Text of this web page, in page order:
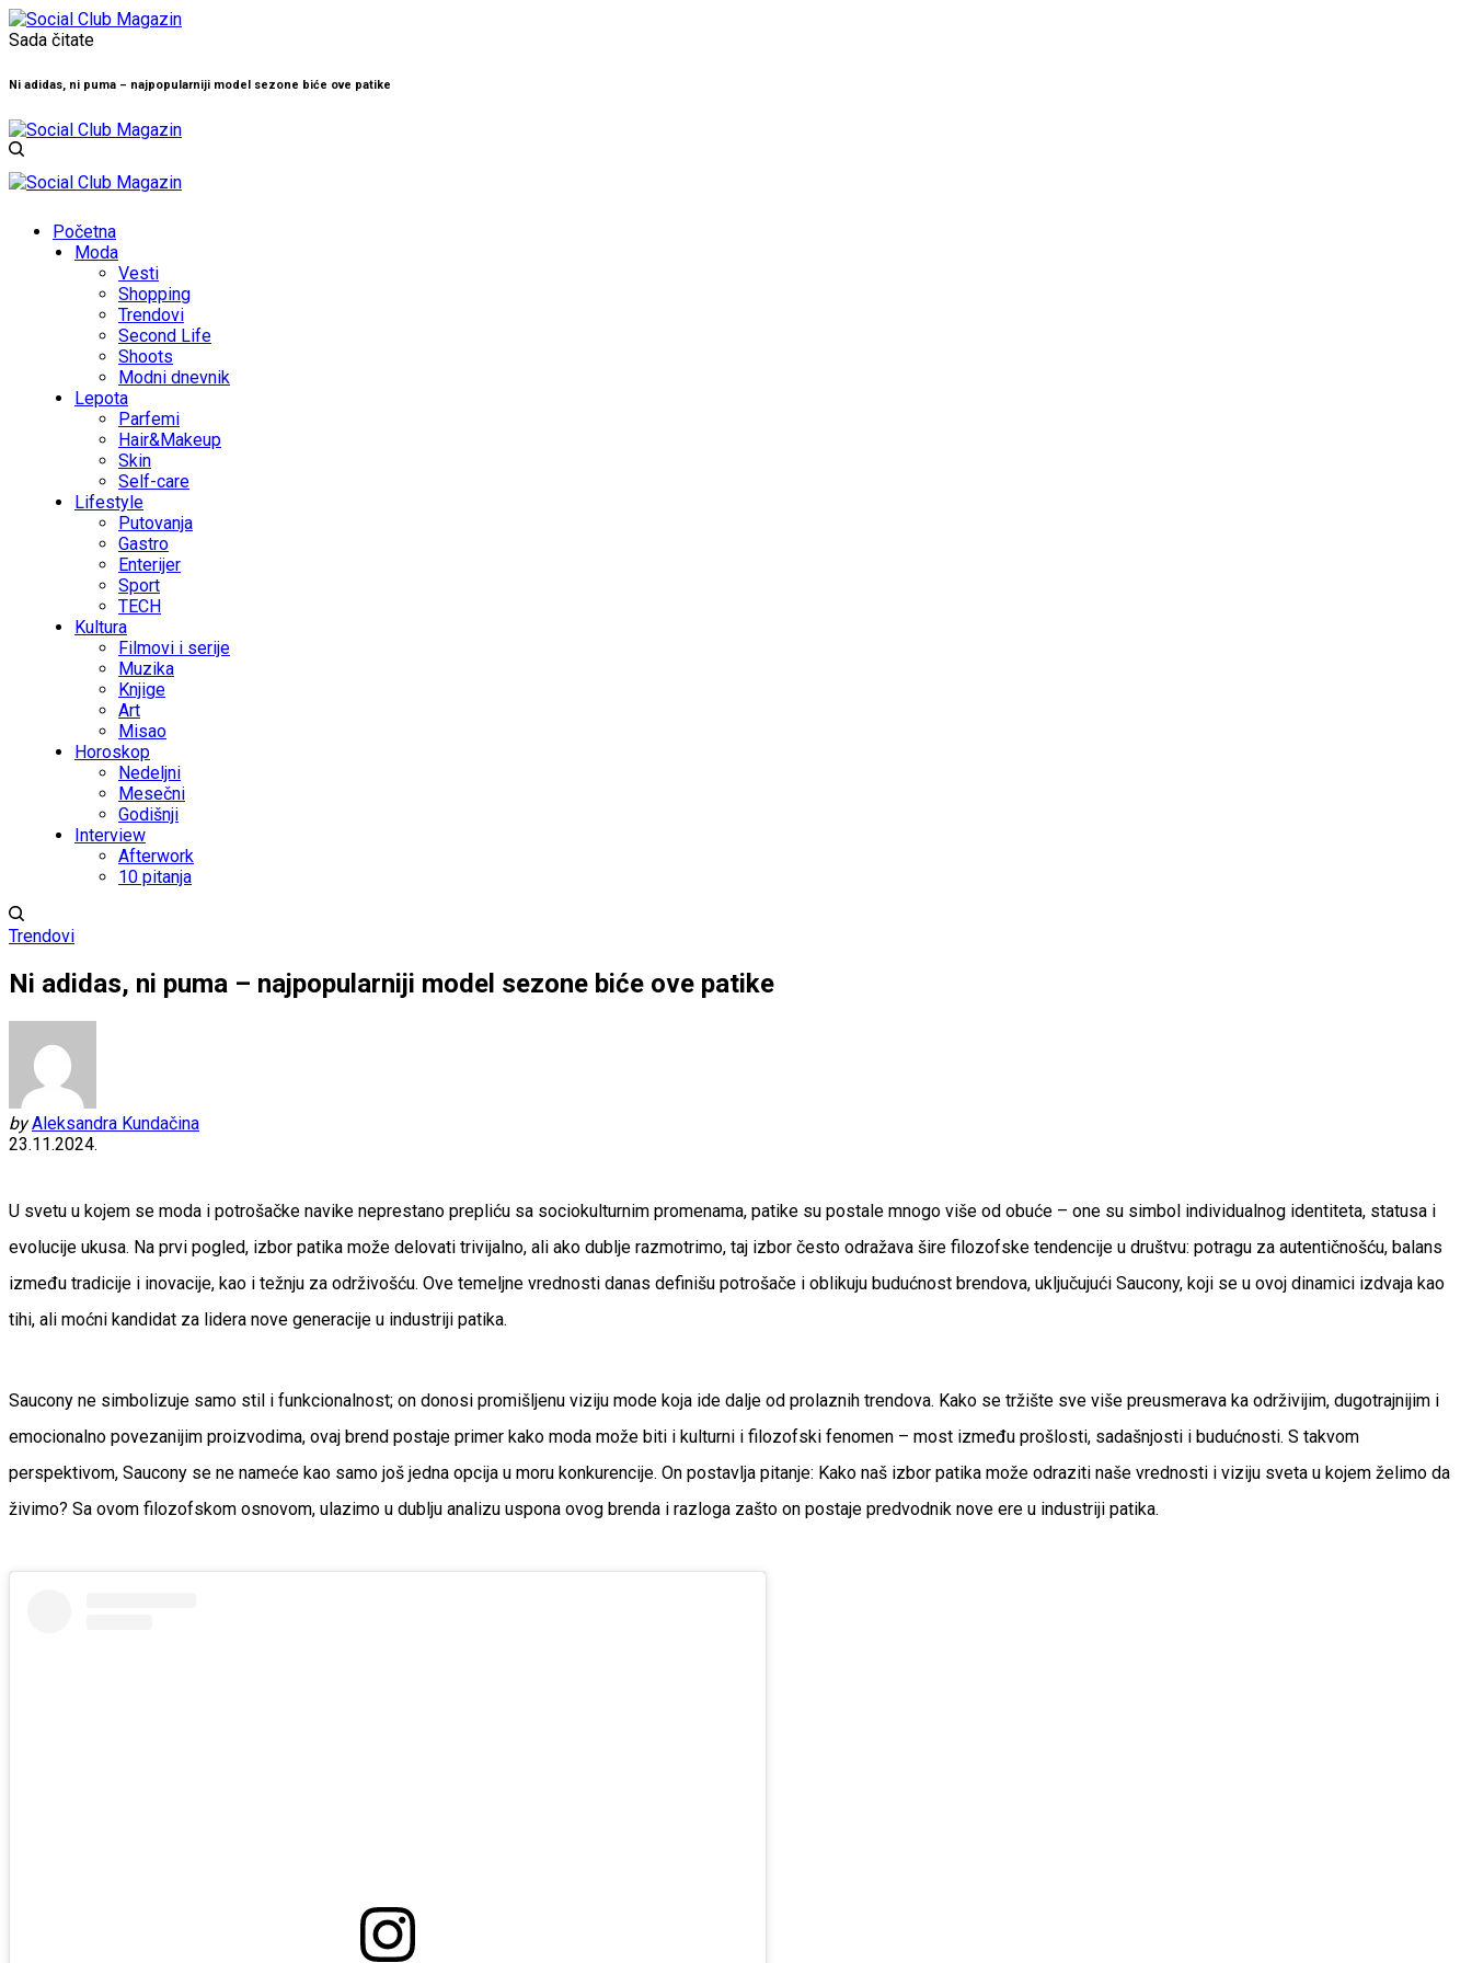
Sada čitate
Ni adidas, ni puma – najpopularniji model sezone biće ove patike
Početna
Moda
Vesti
Shopping
Trendovi
Second Life
Shoots
Modni dnevnik
Lepota
Parfemi
Hair&Makeup
Skin
Self-care
Lifestyle
Putovanja
Gastro
Enterijer
Sport
TECH
Kultura
Filmovi i serije
Muzika
Knjige
Art
Misao
Horoskop
Nedeljni
Mesečni
Godišnji
Interview
Afterwork
10 pitanja
Trendovi
Ni adidas, ni puma – najpopularniji model sezone biće ove patike
by Aleksandra Kundačina
23.11.2024.
U svetu u kojem se moda i potrošačke navike neprestano prepliću sa sociokulturnim promenama, patike su postale mnogo više od obuće – one su simbol individualnog identiteta, statusa i
evolucije ukusa. Na prvi pogled, izbor patika može delovati trivijalno, ali ako dublje razmotrimo, taj izbor često odražava šire filozofske tendencije u društvu: potragu za autentičnošću, balans
između tradicije i inovacije, kao i težnju za održivošću. Ove temeljne vrednosti danas definišu potrošače i oblikuju budućnost brendova, uključujući Saucony, koji se u ovoj dinamici izdvaja kao
tihi, ali moćni kandidat za lidera nove generacije u industriji patika.
Saucony ne simbolizuje samo stil i funkcionalnost; on donosi promišljenu viziju mode koja ide dalje od prolaznih trendova. Kako se tržište sve više preusmerava ka održivijim, dugotrajnijim i
emocionalno povezanijim proizvodima, ovaj brend postaje primer kako moda može biti i kulturni i filozofski fenomen – most između prošlosti, sadašnjosti i budućnosti. S takvom
perspektivom, Saucony se ne nameće kao samo još jedna opcija u moru konkurencije. On postavlja pitanje: Kako naš izbor patika može odraziti naše vrednosti i viziju sveta u kojem želimo da
živimo? Sa ovom filozofskom osnovom, ulazimo u dublju analizu uspona ovog brenda i razloga zašto on postaje predvodnik nove ere u industriji patika.